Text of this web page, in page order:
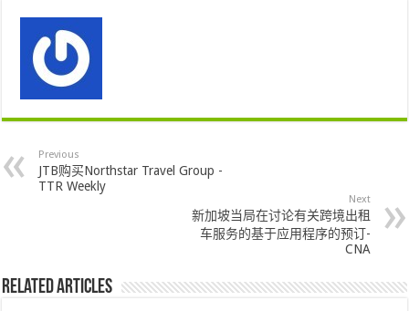
Previous
JTB购买Northstar Travel Group -
TTR Weekly
Next
新加坡当局在讨论有关跨境出租
车服务的基于应用程序的预订-
CNA
Related Articles